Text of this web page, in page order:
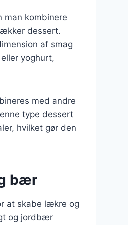
man kombinere
dessert.
af smag
yoghurt,
med andre
type dessert
hvilket gør den
bær
at skabe lækre og
og jordbær